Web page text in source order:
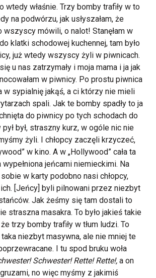
wtedy właśnie. Trzy bomby trafiły w to
na podwórzu, jak usłyszałam, że
wszyscy mówili, o nalot! Stanęłam w
klatki schodowej kuchennej, tam było
już wtedy wszyscy żyli w piwnicach.
u nas zatrzymały i moja mama i ja jak
w piwnicy. Po prostu piwnica
w sypialnię jakąś, a ci którzy nie mieli
spali. Jak te bomby spadły to ja
do piwnicy po tych schodach do
był, straszny kurz, w ogóle nic nie
żyli. I chłopcy zaczęli krzyczeć,
w kino. A w „Hollywood” cała ta
wypełniona jeńcami niemieckimi. Na
w karty podobno nasi chłopcy,
[Jeńcy] byli pilnowani przez niezbyt
Jak żeśmy się tam dostali to
straszna masakra. To było jakieś takie
trzy bomby trafiły w tłum ludzi. To
taka niezbyt masywna, ale nie mniej te
I tu spod bruku woła
Schwester! Rette! Rette!, a on
no więc myśmy z jakimiś